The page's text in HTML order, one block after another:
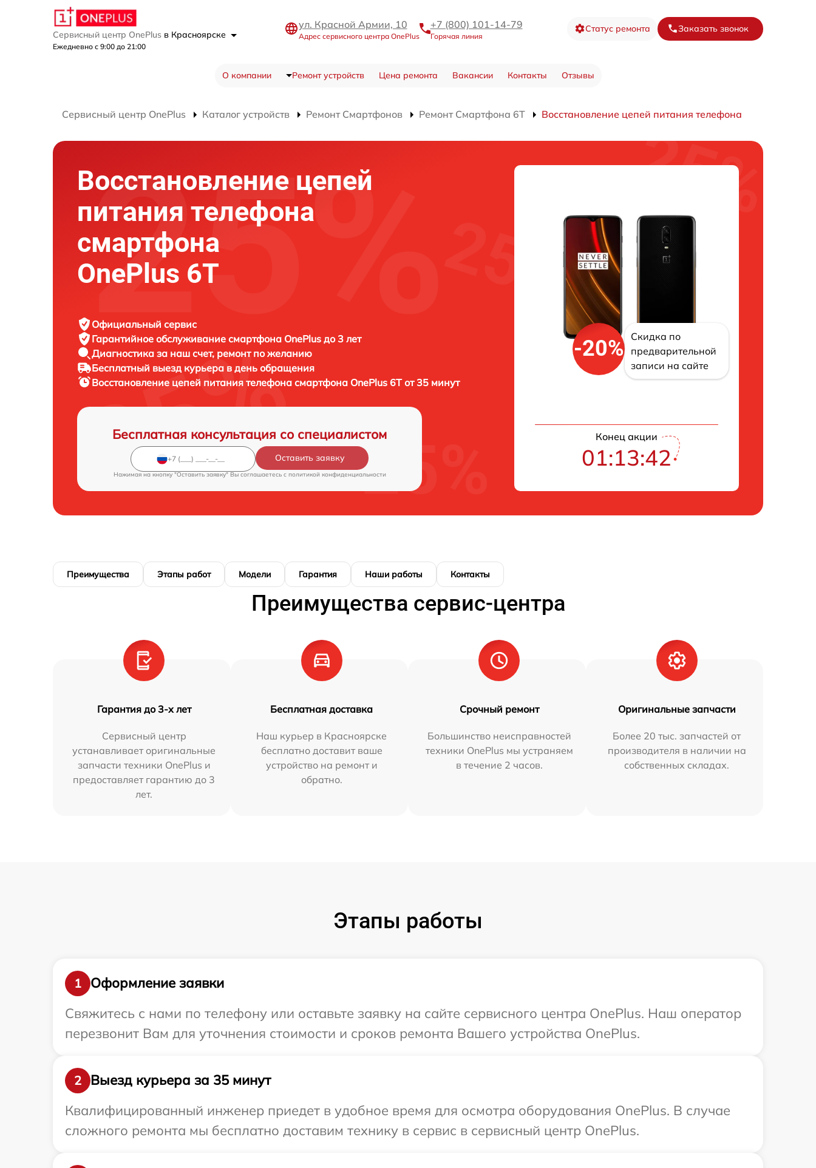
Сервисный центр OnePlus в Красноярске
Ежедневно с 9:00 до 21:00
ул. Красной Армии, 10
Адрес сервисного центра OnePlus
+7 (800) 101-14-79
Горячая линия
Статус ремонта Заказать звонок
О компании Ремонт устройств Цена ремонта Вакансии Контакты Отзывы
Сервисный центр OnePlus Каталог устройств Ремонт Смартфонов Ремонт Смартфона 6T Восстановление цепей питания телефона
Восстановление цепей
питания телефона
смартфона
OnePlus 6T
Официальный сервис
Гарантийное обслуживание смартфона OnePlus до 3 лет
Диагностика за наш счет, ремонт по желанию
Бесплатный выезд курьера в день обращения
Восстановление цепей питания телефона смартфона OnePlus 6T от 35 минут
Бесплатная консультация со специалистом
Оставить заявку
Нажимая на кнопку "Оставить заявку" Вы соглашаетесь c политикой конфиденциальности
-20%
Скидка по
предварительной
записи на сайте
Конец акции
01:13:41
Преимущества Этапы работ Модели Гарантия Наши работы Контакты
Преимущества сервис-центра
Гарантия до 3-х лет
Сервисный центр
устанавливает оригинальные
запчасти техники OnePlus и
предоставляет гарантию до 3
лет.
Бесплатная доставка
Наш курьер в Красноярске
бесплатно доставит ваше
устройство на ремонт и
обратно.
Срочный ремонт
Большинство неисправностей
техники OnePlus мы устраняем
в течение 2 часов.
Оригинальные запчасти
Более 20 тыс. запчастей от
производителя в наличии на
собственных складах.
Этапы работы
1
Оформление заявки
Свяжитесь с нами по телефону или оставьте заявку на сайте сервисного центра OnePlus. Наш оператор
перезвонит Вам для уточнения стоимости и сроков ремонта Вашего устройства OnePlus.
2
Выезд курьера за 35 минут
Квалифицированный инженер приедет в удобное время для осмотра оборудования OnePlus. В случае
сложного ремонта мы бесплатно доставим технику в сервис в сервисный центр OnePlus.